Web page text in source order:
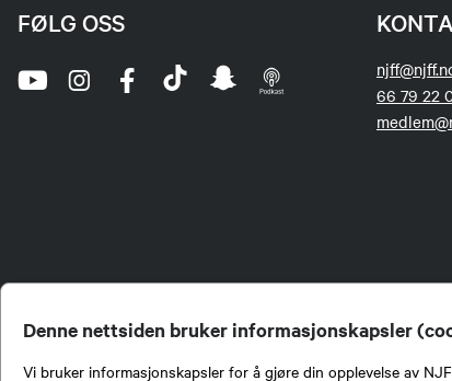
Denne nettsiden bruker informasjonskapsler
Vi bruker informasjonskapsler for å gjøre din opplevelse av
66 79 22
FØLG OSS